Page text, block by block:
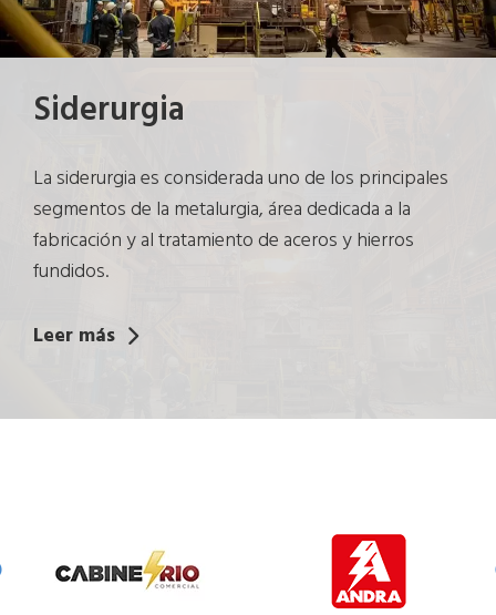
Siderurgia
La siderurgia es considerada uno de los principales
segmentos de la metalurgia, área dedicada a la
fabricación y al tratamiento de aceros y hierros
fundidos.
Leer más